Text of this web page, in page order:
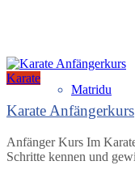
Matridu
Karate
Karate Anfängerkurs
Anfänger Kurs Im
Schritte kennen und